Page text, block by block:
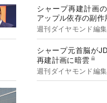
シャープ再建計画
アップル依存の副作
週刊ダイヤモンド編
シャープ元首脳が
再建計画に暗雲
週刊ダイヤモンド編